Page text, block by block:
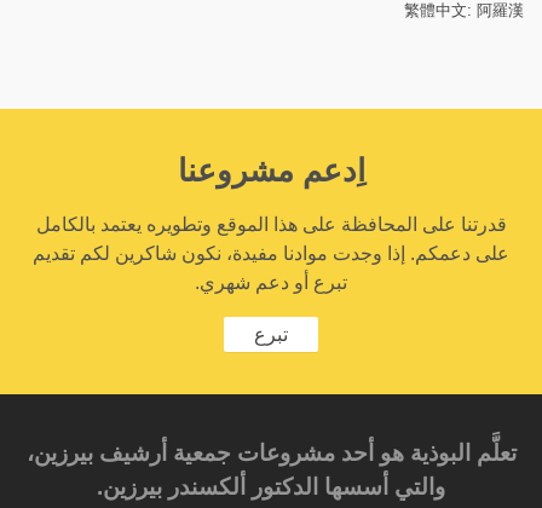
繁體中文: 阿羅漢
اِدعم مشروعنا
قدرتنا على المحافظة على هذا الموقع وتطويره يعتمد بالكامل
على دعمكم. إذا وجدت موادنا مفيدة، نكون شاكرين لكم تقديم
تبرع أو دعم شهري.
تبرع
تعلَّم البوذية هو أحد مشروعات جمعية أرشيف بيرزين،
والتي أسسها الدكتور ألكسندر بيرزين.‎‎